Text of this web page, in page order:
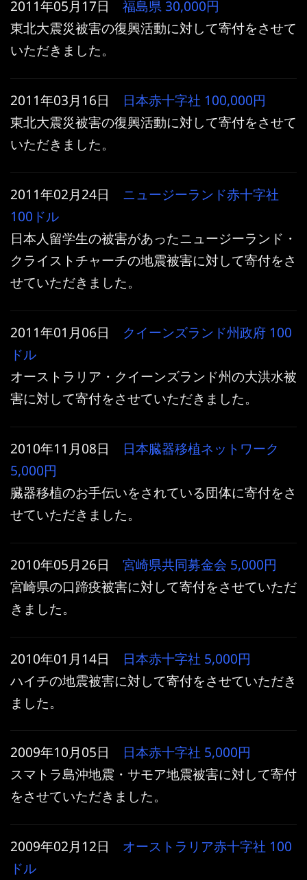
2011年05月17日 福島県30,000円
東北大震災被害の復興活動に対して寄付をさせて
いただきました。
2011年03月16日 日本赤十字社 100,000円
東北大震災被害の復興活動に対して寄付をさせて
いただきました。
2011年02月24日 ニュージーランド赤十字社
100ドル
日本人留学生の被害があったニュージーランド・
クライストチャーチの地震被害に対して寄付をさ
せていただきました。
2011年01月06日 クイーンズランド州政府 100
ドル
オーストラリア・クイーンズランド州の大洪水被
害に対して寄付をさせていただきました。
2010年11月08日
日本臓器移植ネットワーク
5,000円
臓器移植のお手伝いをされている団体に寄付をさ
せていただきました。
2010年05月26日 宮崎県共同募金会 5,000円
宮崎県の口蹄疫被害に対して寄付をさせていただ
きました。
2010年01月14日 日本赤十字社 5,000円
ハイチの地震被害に対して寄付をさせていただき
ました。
2009年10月05日 日本赤十字社 5,000円
スマトラ島沖地震・サモア地震被害に対して寄付
をさせていただきました。
2009年02月12日 オーストラリア赤十字社 100
ドル